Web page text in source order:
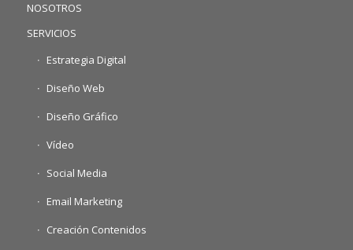
NOSOTROS
SERVICIOS
Estrategia Digital
Diseño Web
Diseño Gráfico
Vídeo
Social Media
Email Marketing
Creación Contenidos